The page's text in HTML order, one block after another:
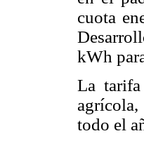
cuota
kWh
La
todo el